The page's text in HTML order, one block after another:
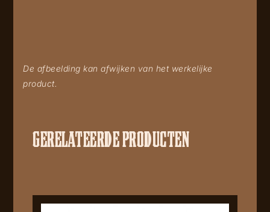
De afbeelding kan afwijken van het werkelijke
product.
GERELATEERDE PRODUCTEN